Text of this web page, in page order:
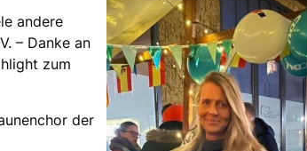
andere
– Danke an
zum
der